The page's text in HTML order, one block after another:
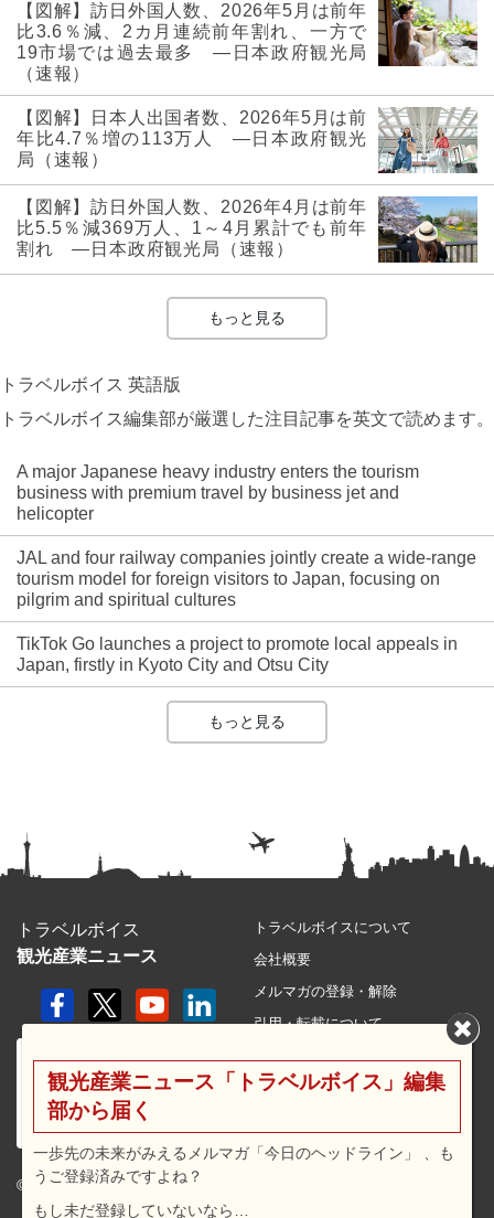
【図解】訪日外国人数、2026年5月は前年
比3.6％減、2カ月連続前年割れ、一方で
19市場では過去最多 ―日本政府観光局
（速報）
【図解】日本人出国者数、2026年5月は前
年比4.7％増の113万人 ―日本政府観光
局（速報）
【図解】訪日外国人数、2026年4月は前年
比5.5％減369万人、1～4月累計でも前年
割れ ―日本政府観光局（速報）
もっと見る
トラベルボイス 英語版
トラベルボイス編集部が厳選した注目記事を英文で読めます。
A major Japanese heavy industry enters the tourism
business with premium travel by business jet and
helicopter
JAL and four railway companies jointly create a wide-range
tourism model for foreign visitors to Japan, focusing on
pilgrim and spiritual cultures
TikTok Go launches a project to promote local appeals in
Japan, firstly in Kyoto City and Otsu City
もっと見る
トラベルボイス
観光産業ニュース
© 2026 travel voice.
トラベルボイスについて
会社概要
メルマガの登録・解除
引用・転載について
利用規約
広告メニュー・料金
観光産業ニュース「トラベルボイス」編集
部から届く
一歩先の未来がみえるメルマガ「今日のヘッドライン」 、も
うご登録済みですよね？
もし未だ登録していないなら…